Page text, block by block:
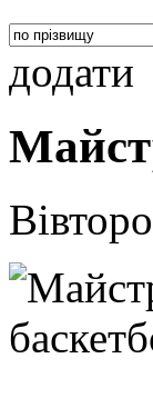
додати